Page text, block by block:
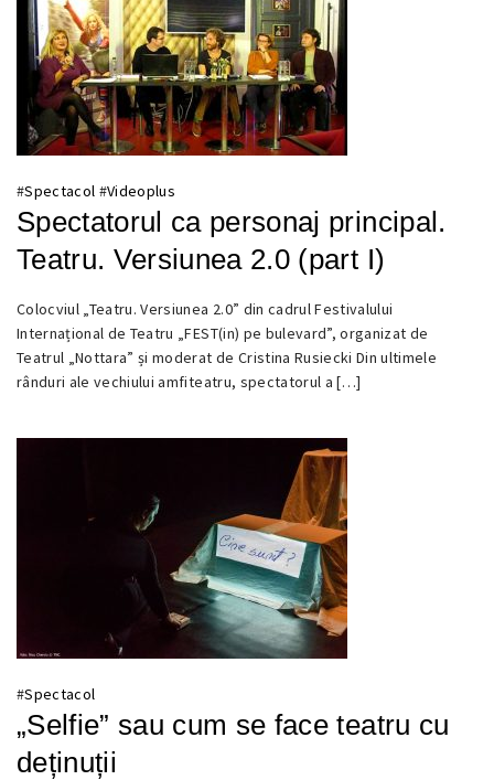
#Spectacol #Videoplus
Spectatorul ca personaj principal.
Teatru. Versiunea 2.0 (part I)
25
OCTOMBRIE
2017
Colocviul „Teatru. Versiunea 2.0” din cadrul Festivalului
Internațional de Teatru „FEST(in) pe bulevard”, organizat de
Teatrul „Nottara” și moderat de Cristina Rusiecki Din ultimele
rânduri ale vechiului amfiteatru, spectatorul a […]
#Spectacol
„Selfie” sau cum se face teatru cu
deținuții